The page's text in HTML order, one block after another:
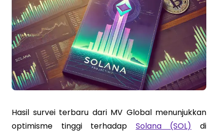
Hasil survei terbaru dari MV Global menunjukkan
optimisme tinggi terhadap Solana (SOL) di